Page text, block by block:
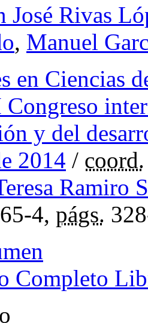
José Rivas
, Manuel
en Ciencias
y del
2014 / coord.
Ramiro
4, págs.
Completo